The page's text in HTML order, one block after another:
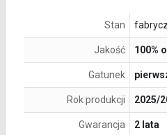
Stan
Jakość 100%
Gatunek
Rok produkcji 2025/
Gwarancja 2 lata